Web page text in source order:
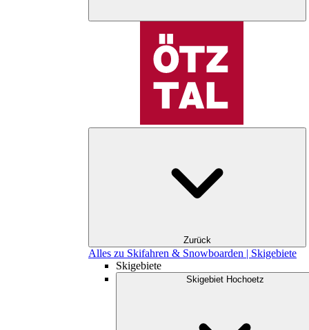
Zurück
Alles zu Skifahren & Snowboarden | Skigebiete
Skigebiete
Skigebiet Hochoetz